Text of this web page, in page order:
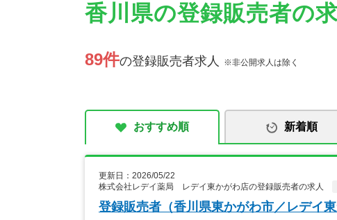
香川県の登録販売者の
89件の登録販売者求人 ※非公開求人は除く
おすすめ順 新着順
更新日：2026/05/22
株式会社レデイ薬局 レデイ東かがわ店の登録販売者の求人
登録販売者（香川県東かがわ市／レデイ東